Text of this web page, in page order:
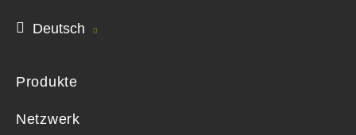
Deutsch
Produkte
Netzwerk